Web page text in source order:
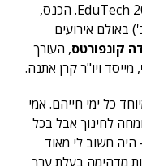
שקדי דיבר בכנס לתקשוב בחינוך – EduTech 2017. הכנס,
באולם אירועים
קונפורטס, העורך
, מייסד ויו"ר קרן אתנה.
כל ימי חייהם. אמי
לחינוך אבל בכל
היה חשוב לי מאוד
מדהימה בעלת ערך